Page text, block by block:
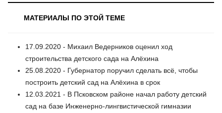
МАТЕРИАЛЫ ПО ЭТОЙ ТЕМЕ
17.09.2020 - Михаил Ведерников оценил ход
строительства детского сада на Алёхина
25.08.2020 - Губернатор поручил сделать всё, чтобы
построить детский сад на Алёхина в срок
12.03.2021 - В Псковском районе начал работу детский
сад на базе Инженерно-лингвистической гимназии